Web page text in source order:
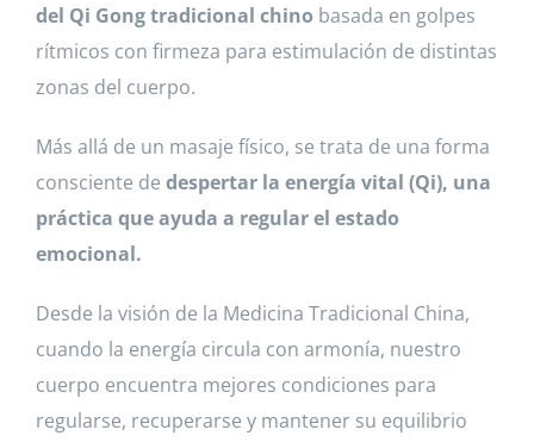
del Qi Gong tradicional chino basada en golpes
rítmicos con firmeza para estimulación de distintas
zonas del cuerpo.
Más allá de un masaje físico, se trata de una forma
consciente de despertar la energía vital (Qi), una
práctica que ayuda a regular el estado
emocional.
Desde la visión de la Medicina Tradicional China,
cuando la energía circula con armonía, nuestro
cuerpo encuentra mejores condiciones para
regularse, recuperarse y mantener su equilibrio